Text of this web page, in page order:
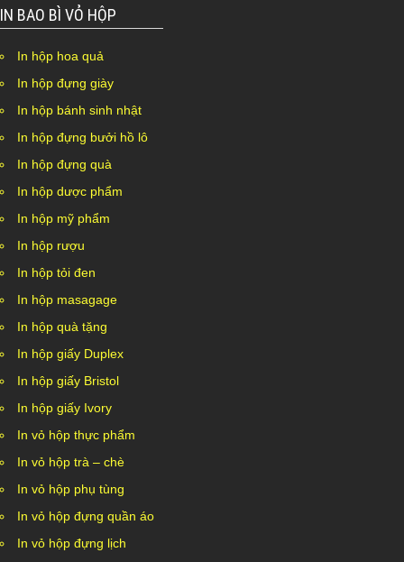
IN BAO BÌ VỎ HỘP
In hộp hoa quả
In hộp đựng giày
In hộp bánh sinh nhật
In hộp đựng bưởi hồ lô
In hộp đựng quà
In hộp dược phẩm
In hộp mỹ phẩm
In hộp rượu
In hộp tỏi đen
In hộp masagage
In hộp quà tặng
In hộp giấy Duplex
In hộp giấy Bristol
In hộp giấy Ivory
In vỏ hộp thực phẩm
In vỏ hộp trà – chè
In vỏ hộp phụ tùng
In vỏ hộp đựng quần áo
In vỏ hộp đựng lịch